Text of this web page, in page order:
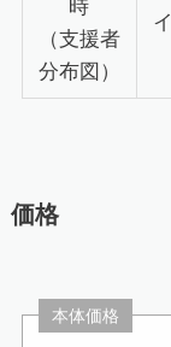
時
（支援者
分布図）
価格
本体価格